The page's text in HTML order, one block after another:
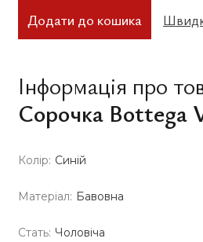
Додати до кошика
Інформація про
Сорочка Bottega
Колір: Синій
Матеріал: Бавовна
Стать: Чоловіча